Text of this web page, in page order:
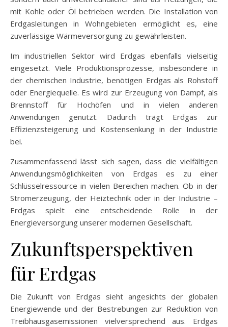
mit Kohle oder Öl betrieben werden. Die Installation von
Erdgasleitungen in Wohngebieten ermöglicht es, eine
zuverlässige Wärmeversorgung zu gewährleisten.
Im industriellen Sektor wird Erdgas ebenfalls vielseitig
eingesetzt. Viele Produktionsprozesse, insbesondere in
der chemischen Industrie, benötigen Erdgas als Rohstoff
oder Energiequelle. Es wird zur Erzeugung von Dampf, als
Brennstoff für Hochöfen und in vielen anderen
Anwendungen genutzt. Dadurch trägt Erdgas zur
Effizienzsteigerung und Kostensenkung in der Industrie
bei.
Zusammenfassend lässt sich sagen, dass die vielfältigen
Anwendungsmöglichkeiten von Erdgas es zu einer
Schlüsselressource in vielen Bereichen machen. Ob in der
Stromerzeugung, der Heiztechnik oder in der Industrie –
Erdgas spielt eine entscheidende Rolle in der
Energieversorgung unserer modernen Gesellschaft.
Zukunftsperspektiven
für Erdgas
Die Zukunft von Erdgas sieht angesichts der globalen
Energiewende und der Bestrebungen zur Reduktion von
Treibhausgasemissionen vielversprechend aus. Erdgas